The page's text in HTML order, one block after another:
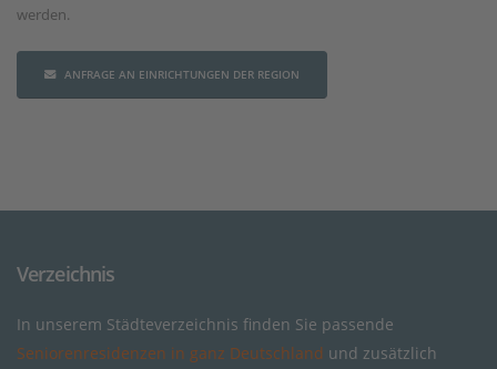
werden.
ANFRAGE AN EINRICHTUNGEN DER REGION
Verzeichnis
In unserem Städteverzeichnis finden Sie passende
Seniorenresidenzen in ganz Deutschland und zusätzlich